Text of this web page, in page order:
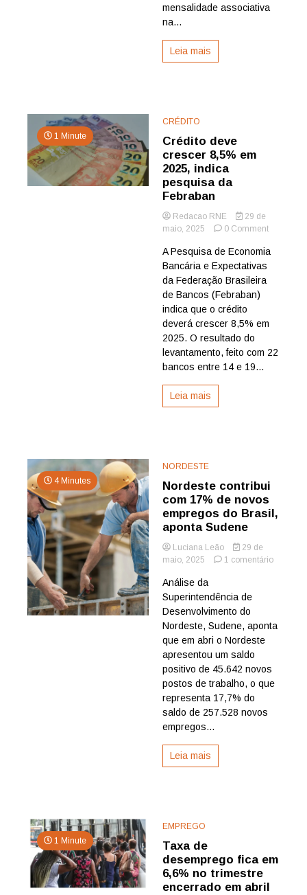
mensalidade associativa
na...
Leia mais
1 Minute
CRÉDITO
Crédito deve
crescer 8,5% em
2025, indica
pesquisa da
Febraban
Redacao RNE
29 de
maio, 2025
0 Commenton
deve
pesquisa
Febraban
A Pesquisa de Economia
Bancária e Expectativas
da Federação Brasileira
de Bancos (Febraban)
indica que o crédito
deverá crescer 8,5% em
2025. O resultado do
levantamento, feito com 22
bancos entre 14 e 19...
Leia mais
4 Minutes
NORDESTE
Nordeste contribui
com 17% de novos
empregos do Brasil,
aponta Sudene
Luciana Leão
29 de
maio, 2025
1 comentárioem
aponta
Análise da
Superintendência de
Desenvolvimento do
Nordeste, Sudene, aponta
que em abri o Nordeste
apresentou um saldo
positivo de 45.642 novos
postos de trabalho, o que
representa 17,7% do
saldo de 257.528 novos
empregos...
Leia mais
1 Minute
EMPREGO
Taxa de
desemprego fica em
6,6% no trimestre
encerrado em abril